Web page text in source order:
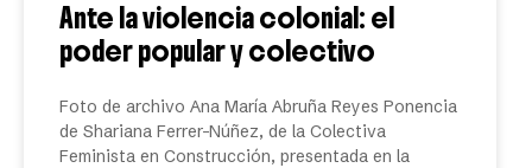
Ante la violencia colonial: el
poder popular y colectivo
Foto de archivo Ana María Abruña Reyes Ponencia
de Shariana Ferrer-Núñez, de la Colectiva
Feminista en Construcción, presentada en la